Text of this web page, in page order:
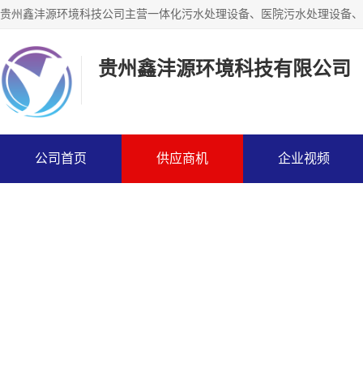
贵州鑫沣源环境科技有限公司
公司首页 供应商机 企业视频